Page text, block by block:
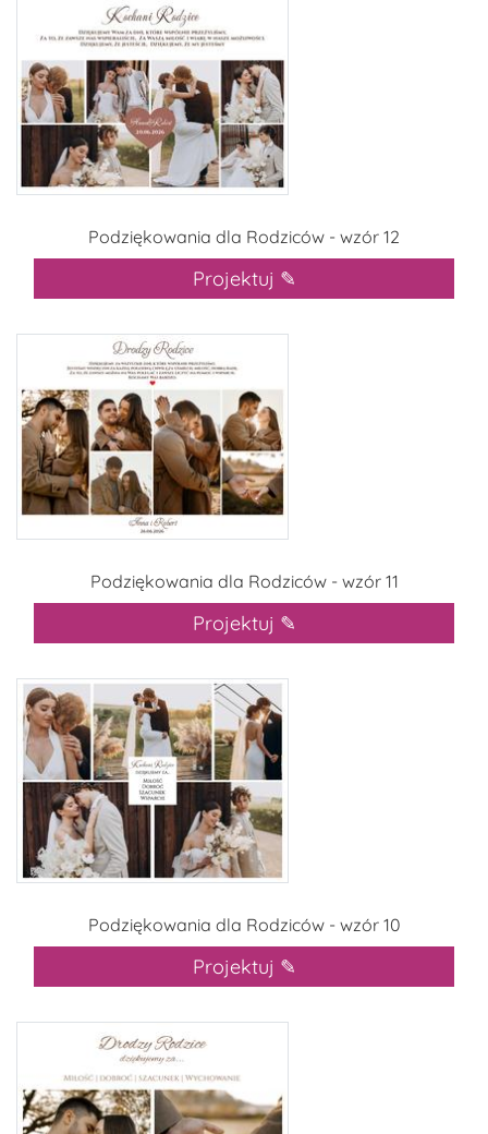
Podziękowania dla Rodziców - wzór 12
Projektuj ✎
Podziękowania dla Rodziców - wzór 11
Projektuj ✎
Podziękowania dla Rodziców - wzór 10
Projektuj ✎